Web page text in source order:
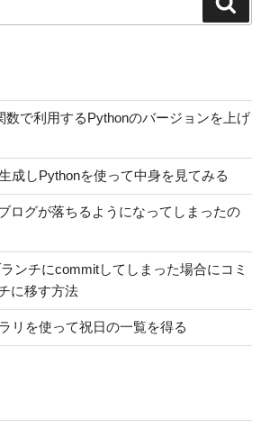
数で利用するPythonのバージョンを上げ
成しPythonを使って中身を見てみる
ログが落ちるようになってしまったの
ンチにcommitしてしまった場合にコミ
に移す方法
リを使って祝日の一覧を得る